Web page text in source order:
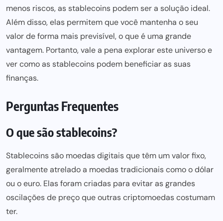
menos riscos, as stablecoins podem sera solução ideal.
Além disso, elas permitem que você mantenha o seu
valor de forma mais previsível, o que é uma grande
vantagem. Portanto, vale a pena explorar este universo e
ver como as stablecoins podem beneficiar as suas
finanças.
Perguntas Frequentes
O que são stablecoins?
Stablecoins são moedas digitais que têm um valor fixo,
geralmente atrelado a moedas tradicionais como o dólar
ou o euro. Elas foram criadas para evitar as grandes
oscilações de preço que outras criptomoedas costumam
ter.